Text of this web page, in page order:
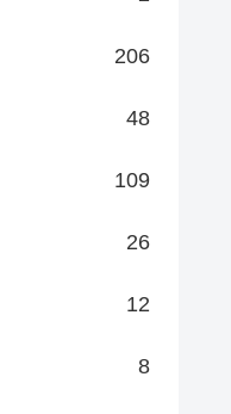
206
48
109
26
12
8